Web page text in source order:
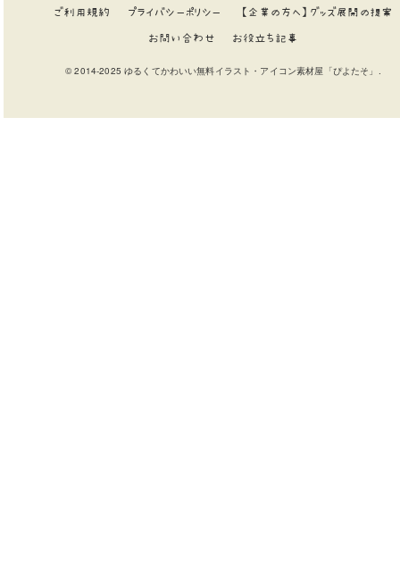
ご利用規約 プライバシーポリシー 【企業の方へ】グッズ展開の提案
お問い合わせ お役立ち記事
© 2014-2025 ゆるくてかわいい無料イラスト・アイコン素材屋「ぴよたそ」.